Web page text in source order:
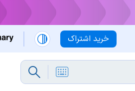
خرید اشتراک